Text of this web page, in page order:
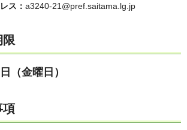
ス： a3240-21@pref.saitama.lg.jp
限
（金曜日）
項